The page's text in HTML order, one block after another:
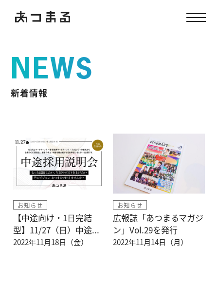
NEWS
新着情報
お知らせ
【中途向け・1日完結
型】11/27（日）中途...
2022年11月18日（金）
お知らせ
広報誌「あつまるマガジ
ン」Vol.29を発行
2022年11月14日（月）